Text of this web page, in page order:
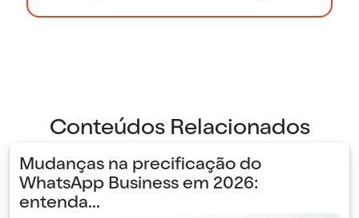
Conteúdos Relacionados
Mudanças na precificação do
WhatsApp Business em 2026:
entenda...